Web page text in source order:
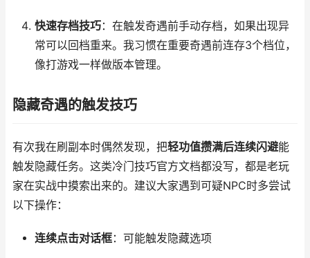
快速存档技巧：在触发奇遇前手动存档，如果出现异
常可以回档重来。我习惯在重要奇遇前连存3个档位，
像打游戏一样做版本管理。
隐藏奇遇的触发技巧
有次我在刷副本时偶然发现，把轻功值攒满后连续闪避能
触发隐藏任务。这类冷门技巧官方文档都没写，都是老玩
家在实战中摸索出来的。建议大家遇到可疑NPC时多尝试
以下操作：
连续点击对话框：可能触发隐藏选项